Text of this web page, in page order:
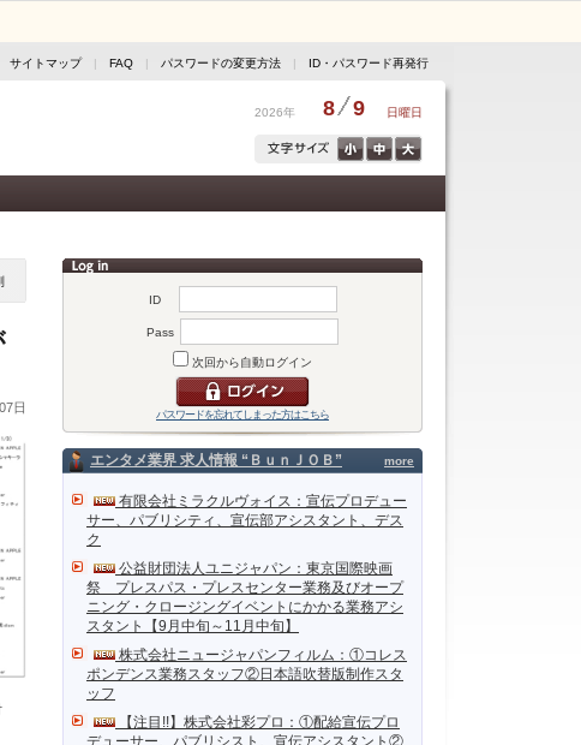
サイトマップ| FAQ | パスワードの変更方法 | ID・パスワード再発行
2026年 8 9 日曜日
ID
Pass
次回から自動ログイン
パスワードを忘れてしまった方はこちら
more
エンタメ業界 求人情報 “ＢｕｎＪＯＢ”
有限会社ミラクルヴォイス：宣伝プロデュー
サー、パブリシティ、宣伝部アシスタント、デス
ク
公益財団法人ユニジャパン：東京国際映画
祭 プレスパス・プレスセンター業務及びオープ
ニング・クロージングイベントにかかる業務アシ
スタント【9月中旬～11月中旬】
株式会社ニュージャパンフィルム：①コレス
ポンデンス業務スタッフ②日本語吹替版制作スタ
ッフ
【注目!!】株式会社彩プロ：①配給宣伝プロ
デューサー、パブリシスト、宣伝アシスタント②
日